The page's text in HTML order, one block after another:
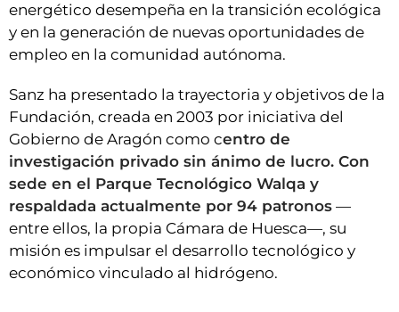
energético desempeña en la transición ecológica
y en la generación de nuevas oportunidades de
empleo en la comunidad autónoma.
Sanz ha presentado la trayectoria y objetivos de la
Fundación, creada en 2003 por iniciativa del
Gobierno de Aragón como centro de
investigación privado sin ánimo de lucro. Con
sede en el Parque Tecnológico Walqa y
respaldada actualmente por 94 patronos —
entre ellos, la propia Cámara de Huesca—, su
misión es impulsar el desarrollo tecnológico y
económico vinculado al hidrógeno.